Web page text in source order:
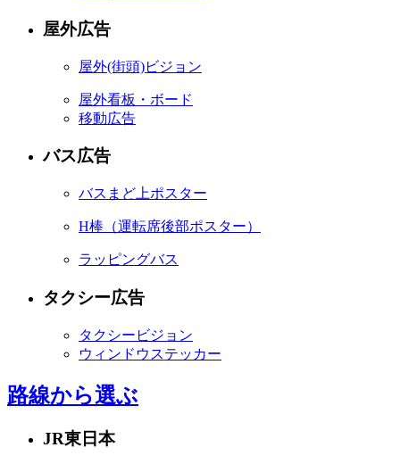
屋外広告
屋外(街頭)ビジョン
屋外看板・ボード
移動広告
バス広告
バスまど上ポスター
H棒 （運転席後部ポスター）
ラッピングバス
タクシー広告
タクシービジョン
ウィンドウステッカー
路線から選ぶ
JR東日本